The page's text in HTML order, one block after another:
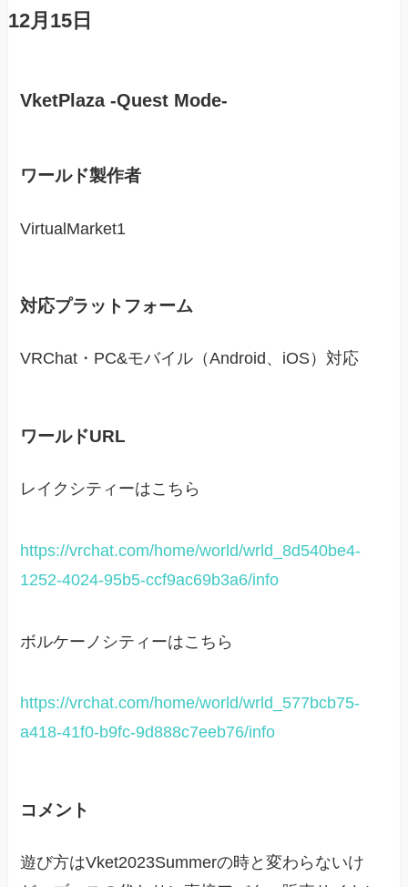
12月15日
VketPlaza -Quest Mode-
ワールド製作者
VirtualMarket1
対応プラットフォーム
VRChat・PC&モバイル（Android、iOS）対応
ワールドURL
レイクシティーはこちら
https://vrchat.com/home/world/wrld_8d540be4-
1252-4024-95b5-ccf9ac69b3a6/info
ボルケーノシティーはこちら
https://vrchat.com/home/world/wrld_577bcb75-
a418-41f0-b9fc-9d888c7eeb76/info
コメント
遊び方はVket2023Summerの時と変わらないけ